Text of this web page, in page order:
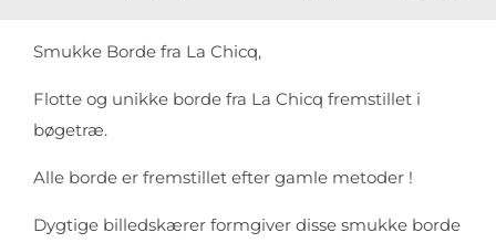
Smukke Borde fra La Chicq,
Flotte og unikke borde fra La Chicq fremstillet i
bøgetræ.
Alle borde er fremstillet efter gamle metoder !
Dygtige billedskærer formgiver disse smukke borde